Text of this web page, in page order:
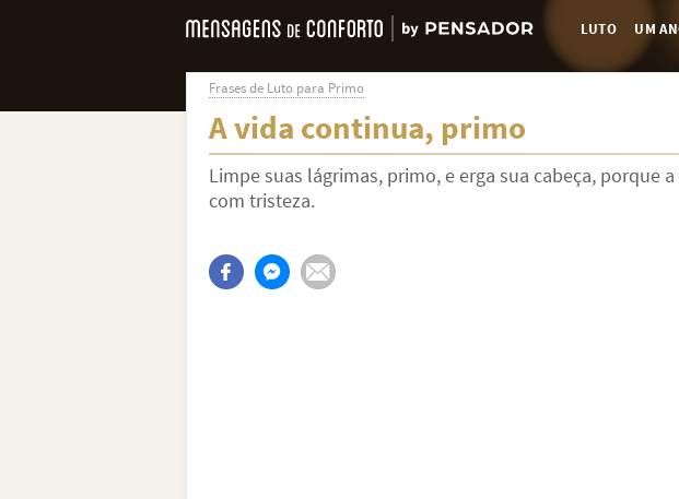
LUTO UM
Frases de Luto para Primo
A vida continua, primo
Limpe suas lágrimas, primo, e erga sua cabeça, porque
com tristeza.